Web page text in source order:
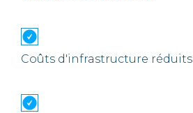
Coûts d'infrastructure réduits